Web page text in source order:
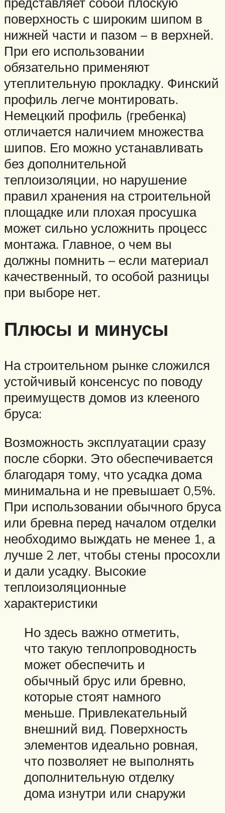
поверхность с широким шипом в
нижней части и пазом – в верхней.
При его использовании
обязательно применяют
утеплительную прокладку. Финский
профиль легче монтировать.
Немецкий профиль (гребенка)
отличается наличием множества
шипов. Его можно устанавливать
без дополнительной
теплоизоляции, но нарушение
правил хранения на строительной
площадке или плохая просушка
может сильно усложнить процесс
монтажа. Главное, о чем вы
должны помнить – если материал
качественный, то особой разницы
при выборе нет.
Плюсы и минусы
На строительном рынке сложился
устойчивый консенсус по поводу
преимуществ домов из клееного
бруса:
Возможность эксплуатации сразу
после сборки. Это обеспечивается
благодаря тому, что усадка дома
минимальна и не превышает 0,5%.
При использовании обычного бруса
или бревна перед началом отделки
необходимо выждать не менее 1, а
лучше 2 лет, чтобы стены просохли
и дали усадку. Высокие
теплоизоляционные
характеристики
Но здесь важно отметить,
что такую теплопроводность
может обеспечить и
обычный брус или бревно,
которые стоят намного
меньше. Привлекательный
внешний вид. Поверхность
элементов идеально ровная,
что позволяет не выполнять
дополнительную отделку
дома изнутри или снаружи